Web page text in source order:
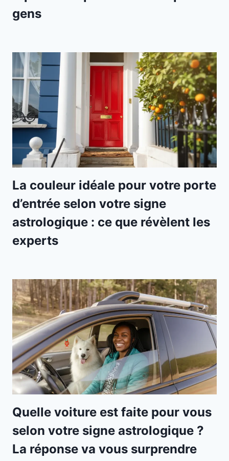
gens
La couleur idéale pour votre porte
d’entrée selon votre signe
astrologique : ce que révèlent les
experts
Quelle voiture est faite pour vous
selon votre signe astrologique ?
La réponse va vous surprendre